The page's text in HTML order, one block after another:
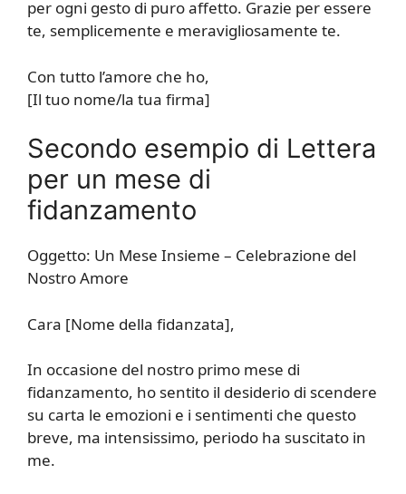
per ogni gesto di puro affetto. Grazie per essere
te, semplicemente e meravigliosamente te.
Con tutto l’amore che ho,
[Il tuo nome/la tua firma]
Secondo esempio di Lettera
per un mese di
fidanzamento
Oggetto: Un Mese Insieme – Celebrazione del
Nostro Amore
Cara [Nome della fidanzata],
In occasione del nostro primo mese di
fidanzamento, ho sentito il desiderio di scendere
su carta le emozioni e i sentimenti che questo
breve, ma intensissimo, periodo ha suscitato in
me.